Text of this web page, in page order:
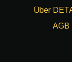
Über
AGB